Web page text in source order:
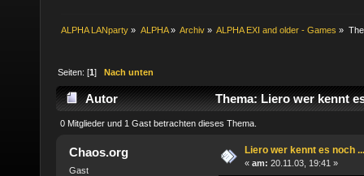
ALPHA LANparty » ALPHA» Archiv» ALPHA EXI and older - Games »
Seiten: [1]Nach unten
Autor Thema: Liero wer kennt
0 Mitglieder und 1 Gast betrachten dieses Thema.
Chaos.org
Gast
Liero wer kennt es noch ...
« am: 20.11.03, 19:41 »